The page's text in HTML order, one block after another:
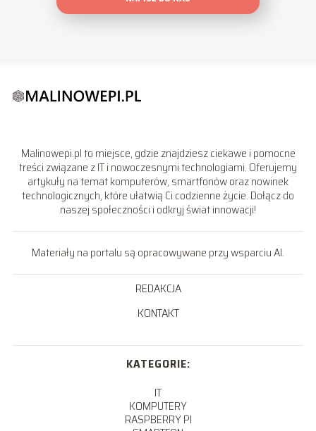
Malinowepi.pl to miejsce, gdzie znajdziesz ciekawe i pomocne
treści związane z IT i nowoczesnymi technologiami. Oferujemy
artykuły na temat komputerów, smartfonów oraz nowinek
technologicznych, które ułatwią Ci codzienne życie. Dołącz do
naszej społeczności i odkryj świat innowacji!
Materiały na portalu są opracowywane przy wsparciu AI.
REDAKCJA
KONTAKT
KATEGORIE:
IT
KOMPUTERY
RASPBERRY PI